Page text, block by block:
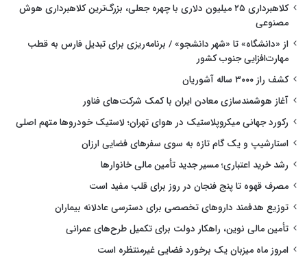
کلاهبرداری ۲۵ میلیون دلاری با چهره جعلی، بزرگ‌ترین کلاهبرداری هوش
مصنوعی
از «دانشگاه» تا «شهر دانشجو» / برنامه‌ریزی برای تبدیل فارس به قطب
مهارت‌افزایی جنوب کشور
کشف راز ۳۰۰۰ ساله آشوریان
آغاز هوشمندسازی معادن ایران با کمک شرکت‌های فناور
رکورد جهانی میکروپلاستیک در هوای تهران؛ لاستیک خودروها متهم اصلی
استارشیپ و یک گام تازه به سوی سفرهای فضایی ارزان
رشد خرید اعتباری؛ مسیر جدید تأمین مالی خانوارها
مصرف قهوه تا پنج فنجان در روز برای قلب مفید است
توزیع هدفمند داروهای تخصصی برای دسترسی عادلانه بیماران
تأمین مالی نوین، راهکار دولت برای تکمیل طرح‌های عمرانی
امروز ماه میزبان یک برخورد فضایی غیرمنتظره است